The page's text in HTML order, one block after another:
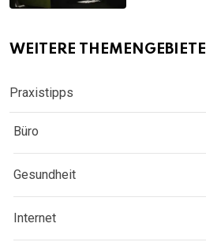
WEITERE THEMENGEBIETE
Praxistipps
Büro
Gesundheit
Internet